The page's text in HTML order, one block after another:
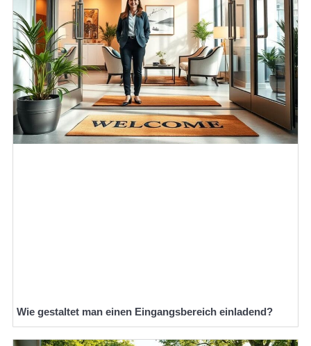
Wie gestaltet man einen Eingangsbereich einladend?